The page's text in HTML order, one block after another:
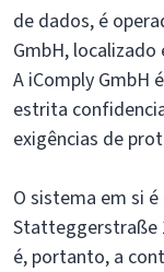
de dados, é
GmbH, localizado
A iComply GmbH
estrita
exigências de
O sistema em si é
Statteggerstraße
é, portanto, a